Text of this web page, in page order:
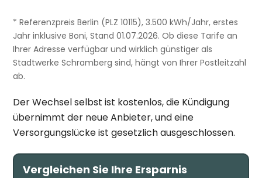
* Referenzpreis Berlin (PLZ 10115), 3.500 kWh/Jahr, erstes
Jahr inklusive Boni, Stand 01.07.2026. Ob diese Tarife an
Ihrer Adresse verfügbar und wirklich günstiger als
Stadtwerke Schramberg sind, hängt von Ihrer Postleitzahl
ab.
Der Wechsel selbst ist kostenlos, die Kündigung
übernimmt der neue Anbieter, und eine
Versorgungslücke ist gesetzlich ausgeschlossen.
Vergleichen Sie Ihre Ersparnis